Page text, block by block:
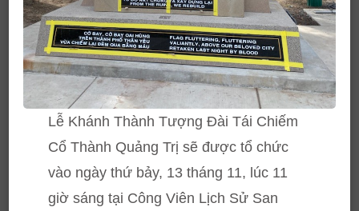
Lễ Khánh Thành Tượng Đài Tái Chiếm
Cổ Thành Quảng Trị sẽ được tổ chức
vào ngày thứ bảy, 13 tháng 11, lúc 11
giờ sáng tại Công Viên Lịch Sử San